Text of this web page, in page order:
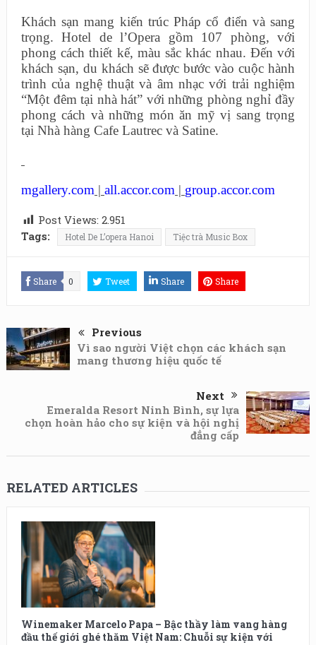
Khách sạn mang kiến trúc Pháp cổ điển và sang
trọng. Hotel de l’Opera gồm 107 phòng, với
phong cách thiết kế, màu sắc khác nhau. Đến với
khách sạn, du khách sẽ được bước vào cuộc hành
trình của nghệ thuật và âm nhạc với trải nghiệm
“Một đêm tại nhà hát” với những phòng nghỉ đầy
phong cách và những món ăn mỹ vị sang trọng
tại Nhà hàng Cafe Lautrec và Satine.
mgallery.com | all.accor.com | group.accor.com
Post Views: 2.951
Tags:
Hotel De L’opera Hanoi Tiệc trà Music Box
Share 0 Tweet Share Share
Previous
Vì sao người Việt chọn các khách sạn
mang thương hiệu quốc tế
Next
Emeralda Resort Ninh Bình, sự lựa
chọn hoàn hảo cho sự kiện và hội nghị
đẳng cấp
RELATED ARTICLES
Winemaker Marcelo Papa – Bậc thầy làm vang hàng
đầu thế giới ghé thăm Việt Nam: Chuỗi sự kiện với